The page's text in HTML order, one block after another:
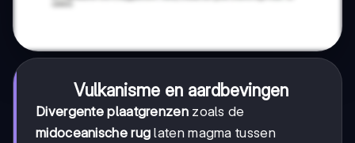
Vulkanisme en aardbevingen
Divergente plaatgrenzenzoals de
midoceanische rug laten magma tussen